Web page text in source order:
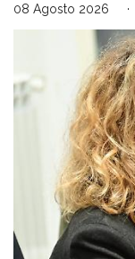
08 Agosto 2026